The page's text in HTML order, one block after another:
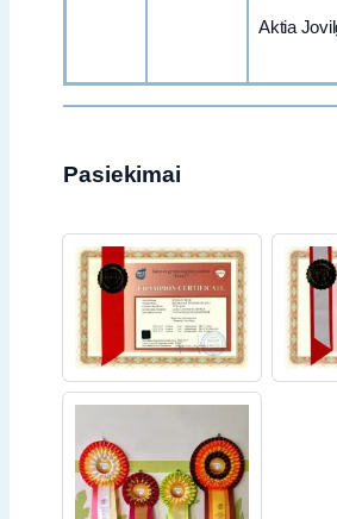
Aktia
Pasiekimai